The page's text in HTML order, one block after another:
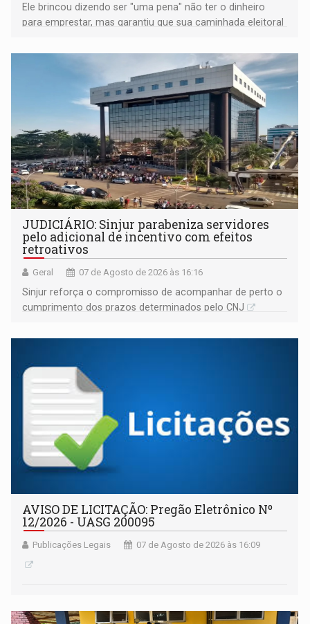
Ele brincou dizendo ser "uma pena" não ter o dinheiro
para emprestar, mas garantiu que sua caminhada eleitoral
JUDICIÁRIO: Sinjur parabeniza servidores
pelo adicional de incentivo com efeitos
retroativos
Geral 07 de Agosto de 2026 às 16:16
Sinjur reforça o compromisso de acompanhar de perto o
cumprimento dos prazos determinados pelo CNJ
AVISO DE LICITAÇÃO: Pregão Eletrônico Nº
12/2026 - UASG 200095
Publicações Legais 07 de Agosto de 2026 às 16:09